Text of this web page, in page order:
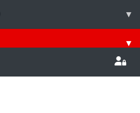
▾
▾